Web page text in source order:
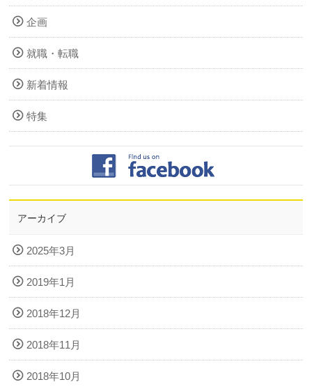
企画
就職・転職
新着情報
特集
アーカイブ
2025年3月
2019年1月
2018年12月
2018年11月
2018年10月